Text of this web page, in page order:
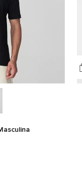
Tecnologias